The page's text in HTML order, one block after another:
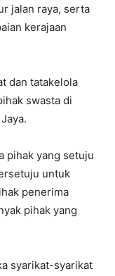
jalan raya, serta
kerajaan
dan tatakelola
swasta di
pihak yang setuju
untuk
penerima
pihak yang
syarikat-syarikat